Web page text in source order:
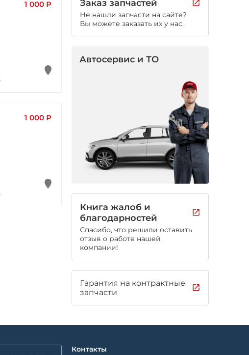
1 000 Р
1 000 Р
Заказ запчастей
Не нашли запчасти на сайте?
Вы можете заказать их у нас.
Автосервис и ТО
Книга жалоб и
благодарностей
Спасибо, что решили оставить
отзыв о работе нашей
компании!
Гарантия на контрактные
запчасти
Контакты